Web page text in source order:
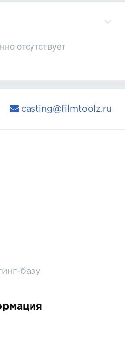
отсутствует
casting@filmtoolz.ru
базу